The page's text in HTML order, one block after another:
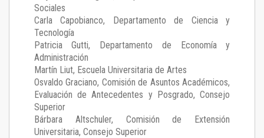
Sociales
Carla Capobianco, Departamento de Ciencia y
Tecnología
Patricia Gutti, Departamento de Economía y
Administración
Martín Liut, Escuela Universitaria de Artes
Osvaldo Graciano, Comisión de Asuntos Académicos,
Evaluación de Antecedentes y Posgrado, Consejo
Superior
Bárbara Altschuler, Comisión de Extensión
Universitaria, Consejo Superior